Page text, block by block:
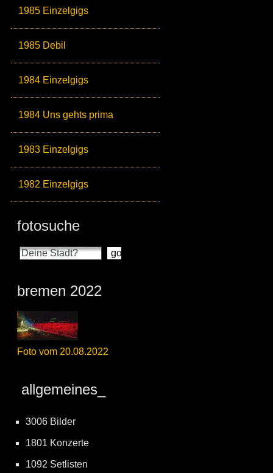
1985 Einzelgigs
1985 Debil
1984 Einzelgigs
1984 Uns gehts prima
1983 Einzelgigs
1982 Einzelgigs
fotosuche
bremen 2022
Foto vom 20.08.2022
allgemeines_
3006 Bilder
1801 Konzerte
1092 Setlisten